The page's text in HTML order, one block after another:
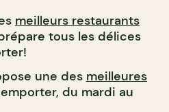
meilleurs restaurants
tous les délices
une des meilleures
du mardi au